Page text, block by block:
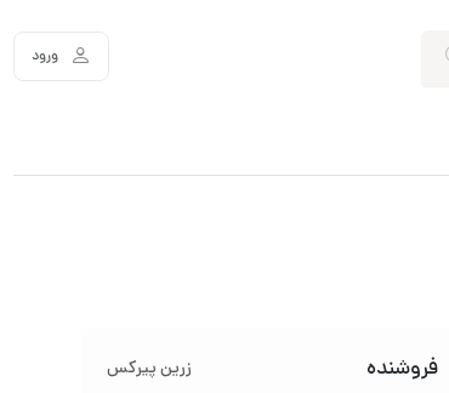
ورود
فروشنده زرین پیرکس